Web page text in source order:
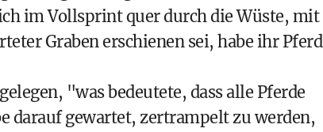
im Vollsprint quer durch die Wüste, mit
Graben erschienen sei, habe ihr Pferd
"was bedeutete, dass alle Pferde
darauf gewartet, zertrampelt zu werden,